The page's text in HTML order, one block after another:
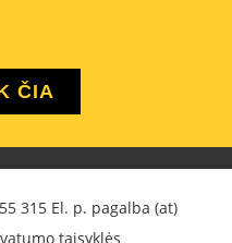
ČIA
315El. p. pagalba (at)
taisyklės